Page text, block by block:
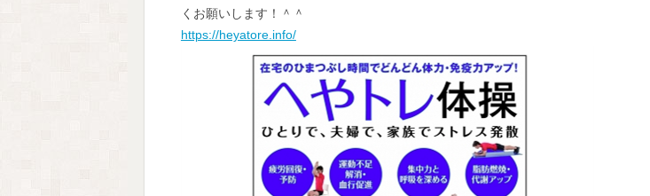
くお願いします！＾＾
https://heyatore.info/